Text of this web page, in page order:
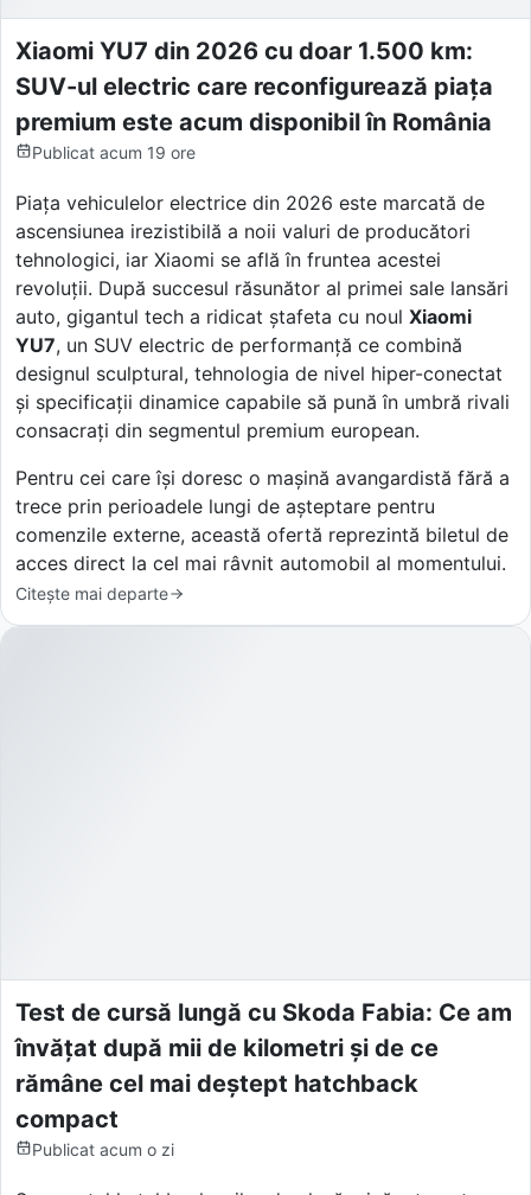
Xiaomi YU7 din 2026 cu doar 1.500 km:
SUV-ul electric care reconfigurează piața
premium este acum disponibil în România
Publicat acum 19 ore
Piața vehiculelor electrice din 2026 este marcată de
ascensiunea irezistibilă a noii valuri de producători
tehnologici, iar Xiaomi se află în fruntea acestei
revoluții. După succesul răsunător al primei sale lansări
auto, gigantul tech a ridicat ștafeta cu noul Xiaomi
YU7, un SUV electric de performanță ce combină
designul sculptural, tehnologia de nivel hiper-conectat
și specificații dinamice capabile să pună în umbră rivali
consacrați din segmentul premium european.
Pentru cei care își doresc o mașină avangardistă fără a
trece prin perioadele lungi de așteptare pentru
comenzile externe, această ofertă reprezintă biletul de
acces direct la cel mai râvnit automobil al momentului.
Citește mai departe
Test de cursă lungă cu Skoda Fabia: Ce am
învățat după mii de kilometri și de ce
rămâne cel mai deștept hatchback
compact
Publicat acum o zi